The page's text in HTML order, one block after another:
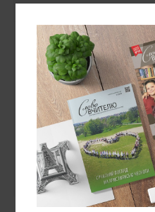
СУВІЙ БЛОҐІВ
«Надія — людям»
Національний
академія"
Ноїв Ковчег
Слово про слово
Цінності